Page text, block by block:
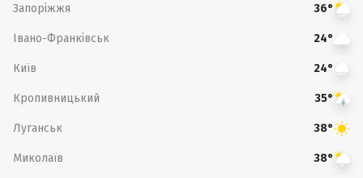
Запоріжжя 36°
Івано-Франківськ 24°
Київ 24°
Кропивницький 35°
Луганськ 38°
Миколаїв 38°